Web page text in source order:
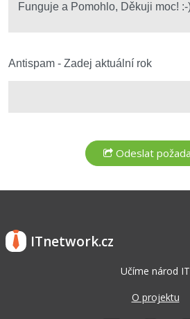
Fórum
Kybernetická bezpečnost
Antispam - Zadej aktuální rok
ITnetwork.cz
Učíme národ IT
O projektu